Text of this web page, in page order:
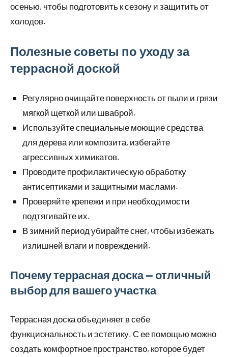
осенью, чтобы подготовить к сезону и защитить от
холодов.
Полезные советы по уходу за
террасной доской
Регулярно очищайте поверхность от пыли и грязи
мягкой щеткой или шваброй.
Используйте специальные моющие средства
для дерева или композита, избегайте
агрессивных химикатов.
Проводите профилактическую обработку
антисептиками и защитными маслами.
Проверяйте крепежи и при необходимости
подтягивайте их.
В зимний период убирайте снег, чтобы избежать
излишней влаги и повреждений.
Почему террасная доска — отличный
выбор для вашего участка
Террасная доска объединяет в себе
функциональность и эстетику. С ее помощью можно
создать комфортное пространство, которое будет